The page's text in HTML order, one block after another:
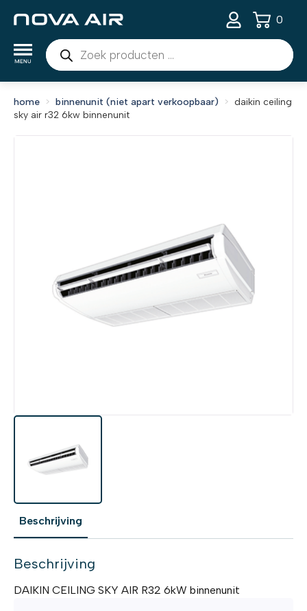
Producten
zoeken
0
home binnenunit (niet apart verkoopbaar)
daikin ceiling
sky air r32 6kw binnenunit
Beschrijving
Beschrijving
DAIKIN CEILING SKY AIR R32 6kW binnenunit